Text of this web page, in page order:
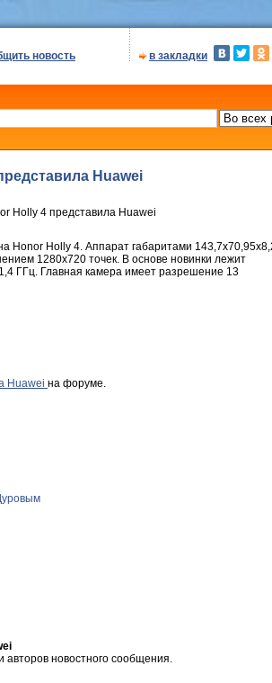
новость в закладки
Huawei
Honor Holly 4. Аппарат габаритами
1280х720 точек. В основе новинки лежит
ГГц. Главная камера имеет разрешение 13
Huawei на форуме.
авторов новостного сообщения.